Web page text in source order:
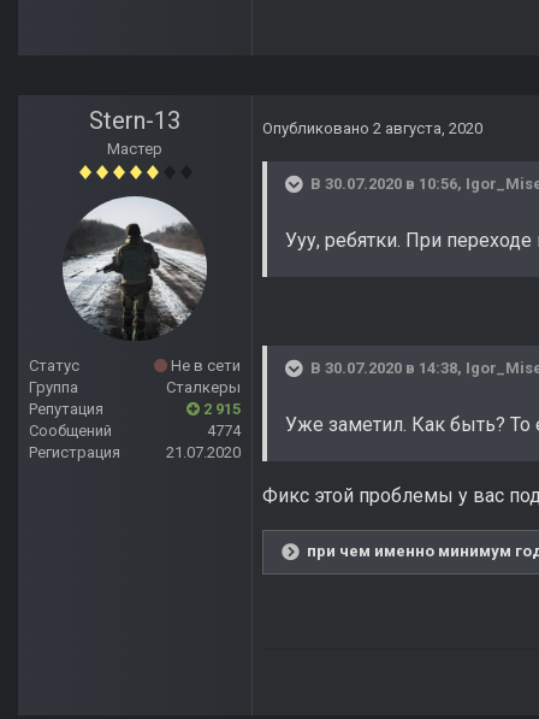
Stern-13
Мастер
Статус
Не в сети
Группа
Сталкеры
Репутация
2 915
Сообщений
4774
Регистрация
21.07.2020
Опубликовано 2 августа, 2020
В 30.07.2020 в 10:56,
Ууу, ребятки. При
В 30.07.2020 в 14:38,
Уже заметил. Как быть? То
Фикс этой проблемы у вас
при чем именно минимум